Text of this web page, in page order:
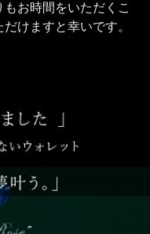
お時間をいただくこ
けますと幸いです。